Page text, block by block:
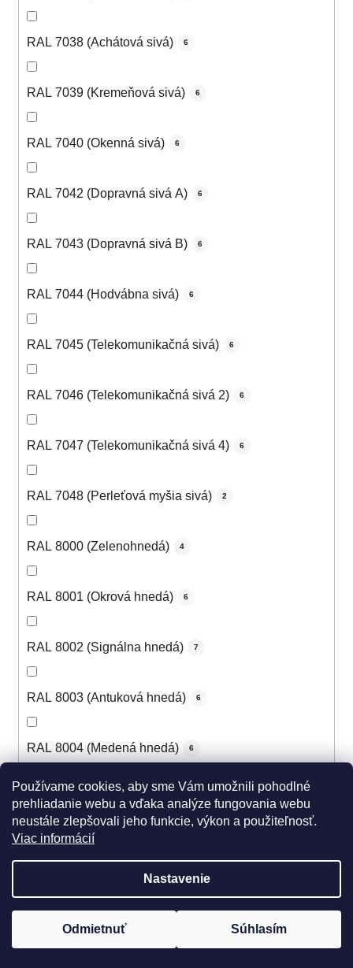
Používame cookies, aby sme Vám umožnili pohodlné
prehliadanie webu a vďaka analýze fungovania webu
neustále zlepšovali jeho funkcie, výkon a použiteľnosť.
Viac informácií
Nastavenie
Odmietnuť Súhlasím
RAL 7038 (Achátová sivá) 6
RAL 7039 (Kremeňová sivá) 6
RAL 7040 (Okenná sivá) 6
RAL 7042 (Dopravná sivá A) 6
RAL 7043 (Dopravná sivá B) 6
RAL 7044 (Hodvábna sivá) 6
RAL 7045 (Telekomunikačná sivá) 6
RAL 7046 (Telekomunikačná sivá 2) 6
RAL 7047 (Telekomunikačná sivá 4) 6
RAL 7048 (Perleťová myšia sivá) 2
RAL 8000 (Zelenohnedá) 4
RAL 8001 (Okrová hnedá) 6
RAL 8002 (Signálna hnedá) 7
RAL 8003 (Antuková hnedá) 6
RAL 8004 (Medená hnedá) 6
RAL 8007 (Žltohnedá svetlá)
RAL 8008 (Olivová hnedá)
RAL 8011 (Oriešková hnedá) 5
RAL 8012 (Červenohnedá) 6